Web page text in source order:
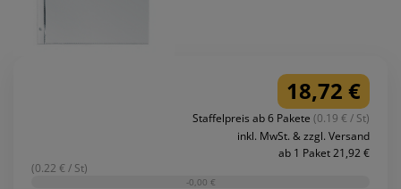
18,72 €
Staffelpreis ab 6 Pakete (0.19 € / St)
inkl. MwSt. & zzgl. Versand
ab 1 Paket 21,92 €
(0.22 € / St)
-0,00 €